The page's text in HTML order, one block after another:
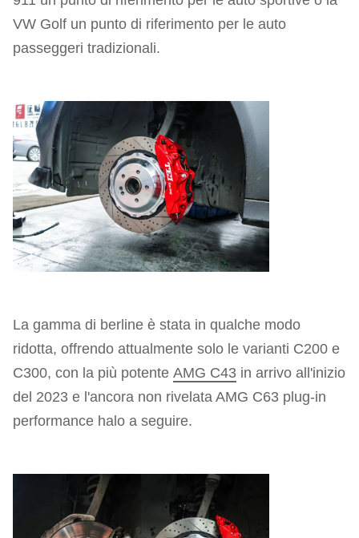
VW Golf un punto di riferimento per le auto
passeggeri tradizionali.
La gamma di berline è stata in qualche modo
ridotta, offrendo attualmente solo le varianti C200 e
C300, con la più potente AMG C43 in arrivo all'inizio
del 2023 e l'ancora non rivelata AMG C63 plug-in
performance halo a seguire.